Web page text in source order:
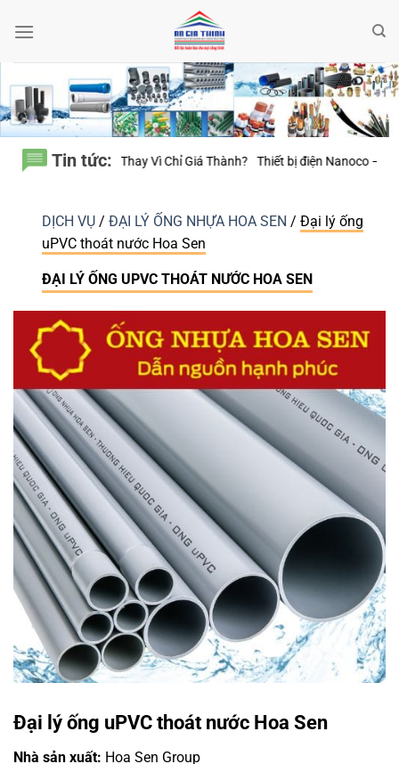
qua
Tin tức:
Thành? Thiết bị điện Nanoco – Vì sao những công trình bền vững
DỊCH VỤ / ĐẠI LÝ ỐNG NHỰA HOA SEN / Đại lý ống
uPVC thoát nước Hoa Sen
ĐẠI LÝ ỐNG UPVC THOÁT NƯỚC HOA SEN
Đại lý ống uPVC thoát nước Hoa Sen
Nhà sản xuất: Hoa Sen Group